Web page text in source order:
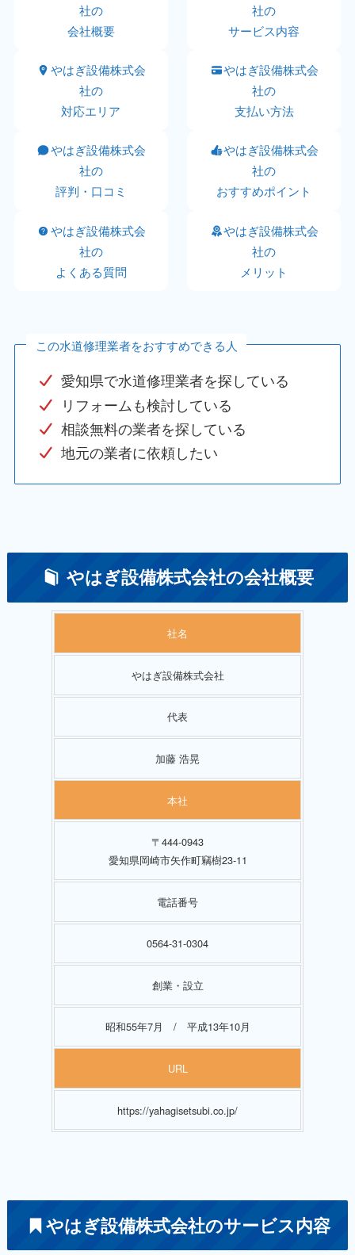
社の
会社概要
社の
サービス内容
やはぎ設備株式会
社の
対応エリア
やはぎ設備株式会
社の
支払い方法
やはぎ設備株式会
社の
評判・口コミ
やはぎ設備株式会
社の
おすすめポイント
やはぎ設備株式会
社の
よくある質問
やはぎ設備株式会
社の
メリット
この水道修理業者をおすすめできる人
愛知県で水道修理業者を探している
リフォームも検討している
相談無料の業者を探している
地元の業者に依頼したい
やはぎ設備株式会社の会社概要
社名
やはぎ設備株式会社
代表
加藤 浩晃
本社
〒444-0943
愛知県岡崎市矢作町竊樹23-11
電話番号
0564-31-0304
創業・設立
昭和55年7月 / 平成13年10月
URL
https://yahagisetsubi.co.jp/
やはぎ設備株式会社のサービス内容